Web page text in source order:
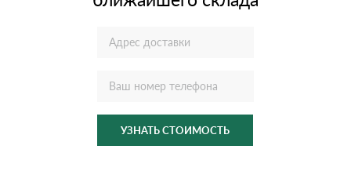
УЗНАТЬ СТОИМОСТЬ